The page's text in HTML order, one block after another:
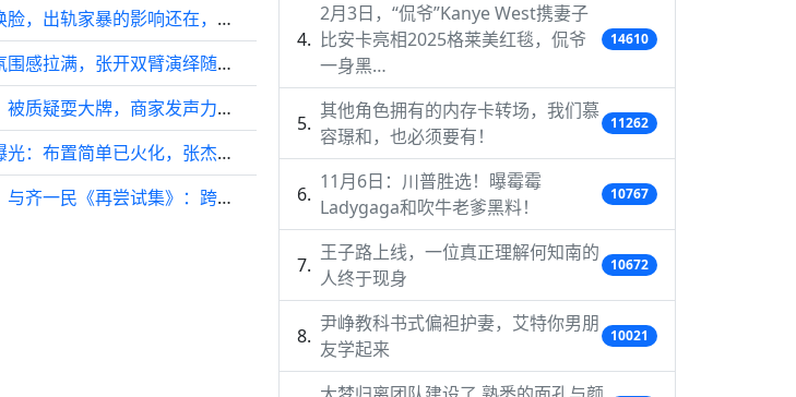
高亚麟新剧被换脸，出轨家暴的影响还在，换脸角色太出戏被吐槽
朱珠街头撑伞氛围感拉满，张开双臂演绎随性摩登大片
刘畊宏太冤了！被质疑耍大牌，商家发声力挺：有预约，没清场。
歌手苟伟葬礼曝光：布置简单已火化，张杰写长文哀悼但是没来送别
胡适《尝试集》与齐一民《再尝试集》：跨越百年的诗歌对话与革新
2月3日，“侃爷”Kanye West携妻子
比安卡亮相2025格莱美红毯，侃爷
一身黑…
14610
其他角色拥有的内存卡转场，我们慕
容璟和，也必须要有！
11262
11月6日：川普胜选！曝霉霉
Ladygaga和吹牛老爹黑料！
10767
王子路上线，一位真正理解何知南的
人终于现身
10672
尹峥教科书式偏袒护妻，艾特你男朋
友学起来
10021